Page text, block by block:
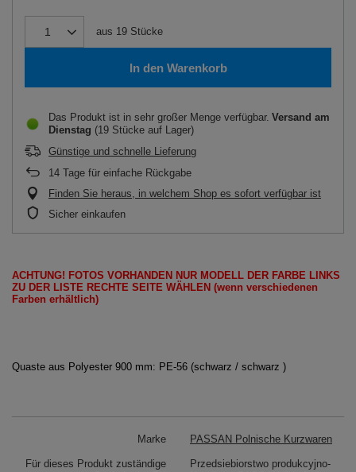
aus 19 Stücke
In den Warenkorb
Das Produkt ist in sehr großer Menge verfügbar Versand am
Dienstag (19 Stücke auf Lager)
Günstige und schnelle Lieferung
14 Tage für einfache Rückgabe
Finden Sie heraus, in welchem Shop es sofort verfügbar ist
Sicher einkaufen
ACHTUNG! FOTOS VORHANDEN NUR MODELL DER FARBE LINKS
ZU DER LISTE RECHTE SEITE WÄHLEN (wenn verschiedenen
Farben erhältlich)
Quaste aus Polyester 900 mm: PE-56 (schwarz / schwarz )
Marke PASSAN Polnische Kurzwaren
Für dieses Produkt zuständige
Przedsiebiorstwo produkcyjno-